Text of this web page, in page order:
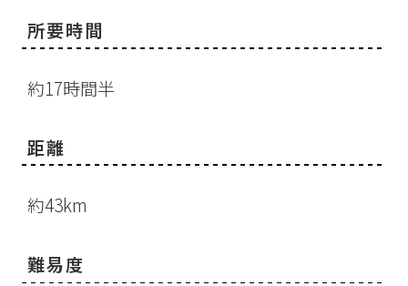
所要時間
約17時間半
距離
約43km
難易度